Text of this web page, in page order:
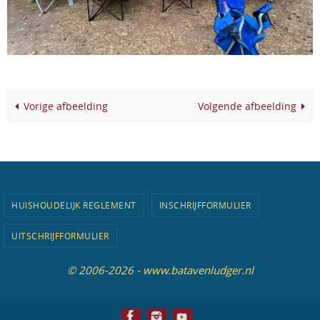
Vorige afbeelding Volgende afbeelding
HUISHOUDELIJK REGLEMENT INSCHRIJFFORMULIER
UITSCHRIJFFORMULIER
© 2006-2026 - www.batavenludger.nl